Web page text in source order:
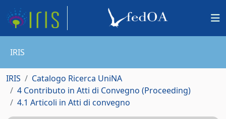
IRIS
IRIS
Catalogo Ricerca UniNA
4 Contributo in Atti di Convegno (Proceeding)
4.1 Articoli in Atti di convegno